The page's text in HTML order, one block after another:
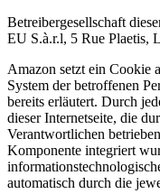
Betreibergesellschaft
EU S.à.r.l, 5 Rue Plaetis,
Amazon setzt ein Cookie
System der betroffenen
bereits erläutert. Durch
dieser Internetseite, die
Verantwortlichen
Komponente integriert
automatisch durch die